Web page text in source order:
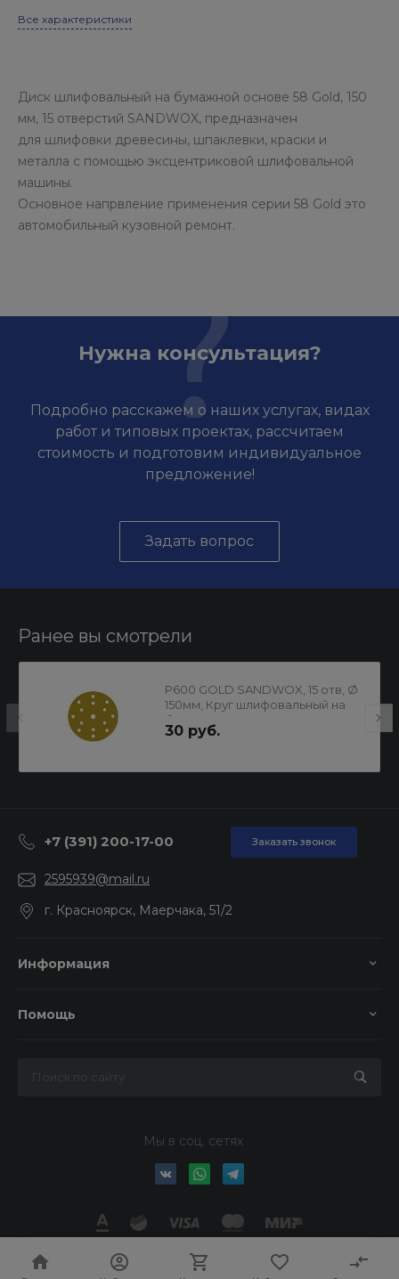
Все характеристики
Диск шлифовальный на бумажной основе 58 Gold, 150
мм, 15 отверстий SANDWOX, предназначен
для шлифовки древесины, шпаклевки, краски и
металла с помощью эксцентриковой шлифовальной
машины.
Основное напрвление применения серии 58 Gold это
автомобильный кузовной ремонт.
Нужна консультация?
Подробно расскажем о наших услугах, видах
работ и типовых проектах, рассчитаем
стоимость и подготовим индивидуальное
предложение!
Задать вопрос
Ранее вы смотрели
P600 GOLD SANDWOX, 15 отв, Ø
150мм, Круг шлифовальный на
бумажной основе
30 руб.
+7 (391) 200-17-00 Заказать звонок
2595939@mail.ru
г. Красноярск, Маерчака, 51/2
Информация
Помощь
Мы в соц. сетях
© 2026 Колор-Авто, Все права защищены